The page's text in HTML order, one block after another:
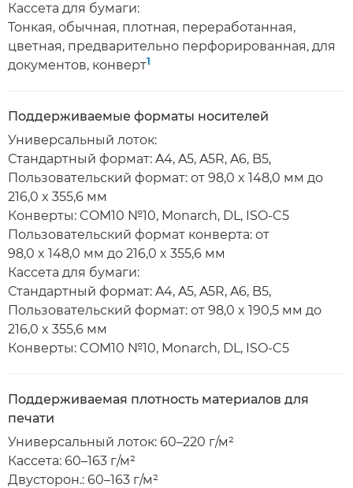
Кассета для бумаги:
Тонкая, обычная, плотная, переработанная,
цветная, предварительно перфорированная, для
документов, конверт1
Поддерживаемые форматы носителей
Универсальный лоток:
Стандартный формат: A4, A5, A5R, A6, B5,
Пользовательский формат: от 98,0 x 148,0 мм до
216,0 x 355,6 мм
Конверты: COM10 №10, Monarch, DL, ISO-C5
Пользовательский формат конверта: от
98,0 x 148,0 мм до 216,0 x 355,6 мм
Кассета для бумаги:
Стандартный формат: A4, A5, A5R, A6, B5,
Пользовательский формат: от 98,0 x 190,5 мм до
216,0 x 355,6 мм
Конверты: COM10 №10, Monarch, DL, ISO-C5
Поддерживаемая плотность материалов для
печати
Универсальный лоток: 60–220 г/м²
Кассета: 60–163 г/м²
Двусторон.: 60–163 г/м²